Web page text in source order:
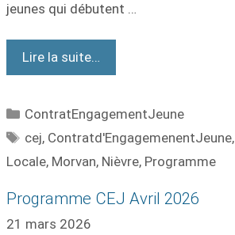
jeunes qui débutent …
Lire la suite…
ContratEngagementJeune
cej, Contratd'EngagemenentJeune,
Locale, Morvan, Nièvre, Programme
Programme CEJ Avril 2026
21 mars 2026